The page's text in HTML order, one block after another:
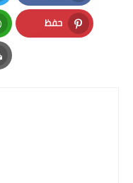
Facebook
حفظ
Pinterest